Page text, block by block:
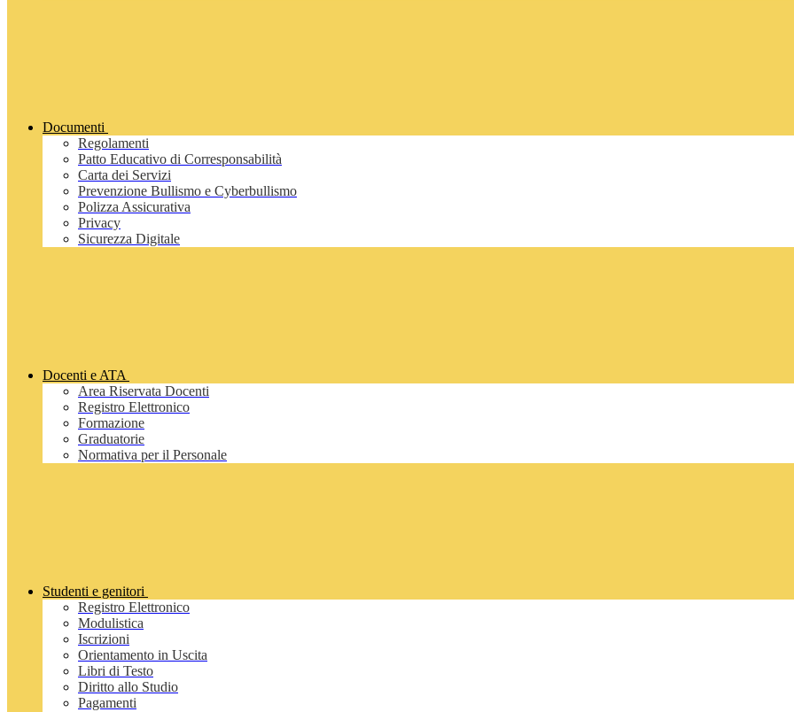
Documenti
Regolamenti
Patto Educativo di Corresponsabilità
Carta dei Servizi
Prevenzione Bullismo e Cyberbullismo
Polizza Assicurativa
Privacy
Sicurezza Digitale
Docenti e ATA
Area Riservata Docenti
Registro Elettronico
Formazione
Graduatorie
Normativa per il Personale
Studenti e genitori
Registro Elettronico
Modulistica
Iscrizioni
Orientamento in Uscita
Libri di Testo
Diritto allo Studio
Pagamenti